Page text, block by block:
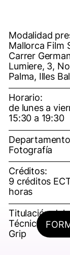
Modalidad
Mallorca Film
Carrer
Lumiere, 3,
Palma, Illes
Horario:
de lunes a
15:30 a 19:30
Fotografía
Créditos:
9 créditos
horas
Titulación del
Técnico:
Grip